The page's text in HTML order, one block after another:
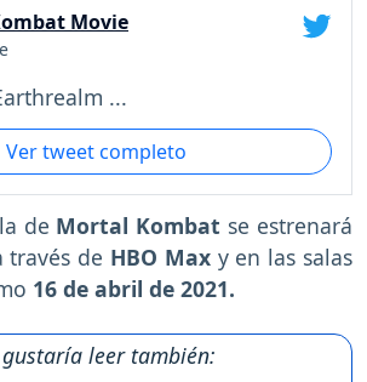
Movie
...
Ver tweet completo
de Mortal Kombat se estrenará
través de HBO Max y en las salas
16 de abril de 2021.
gustaría leer también: